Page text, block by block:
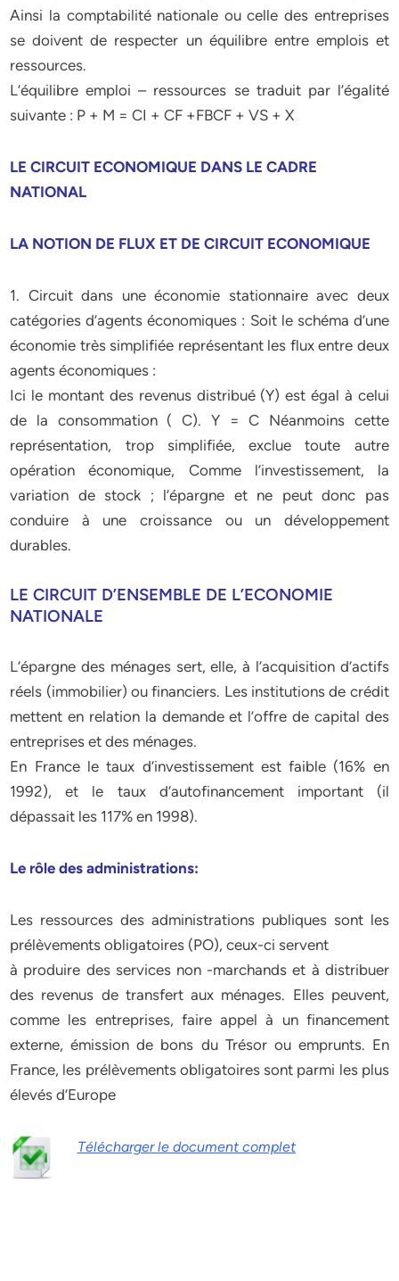
Ainsi la comptabilité nationale ou celle des entreprises
se doivent de respecter un équilibre entre emplois et
ressources.
L’équilibre emploi – ressources se traduit par l’égalité
suivante : P + M = CI + CF +FBCF + VS + X
LE CIRCUIT ECONOMIQUE DANS LE CADRE
NATIONAL
LA NOTION DE FLUX ET DE CIRCUIT ECONOMIQUE
1. Circuit dans une économie stationnaire avec deux
catégories d’agents économiques : Soit le schéma d’une
économie très simplifiée représentant les flux entre deux
agents économiques :
Ici le montant des revenus distribué (Y) est égal à celui
de la consommation ( C). Y = C Néanmoins cette
représentation, trop simplifiée, exclue toute autre
opération économique, Comme l’investissement, la
variation de stock ; l’épargne et ne peut donc pas
conduire à une croissance ou un développement
durables.
LE CIRCUIT D’ENSEMBLE DE L’ECONOMIE
NATIONALE
L’épargne des ménages sert, elle, à l’acquisition d’actifs
réels (immobilier) ou financiers. Les institutions de crédit
mettent en relation la demande et l’offre de capital des
entreprises et des ménages.
En France le taux d’investissement est faible (16% en
1992), et le taux d’autofinancement important (il
dépassait les 117% en 1998).
Le rôle des administrations:
Les ressources des administrations publiques sont les
prélèvements obligatoires (PO), ceux-ci servent
à produire des services non -marchands et à distribuer
des revenus de transfert aux ménages. Elles peuvent,
comme les entreprises, faire appel à un financement
externe, émission de bons du Trésor ou emprunts. En
France, les prélèvements obligatoires sont parmi les plus
élevés d’Europe
Télécharger le document complet